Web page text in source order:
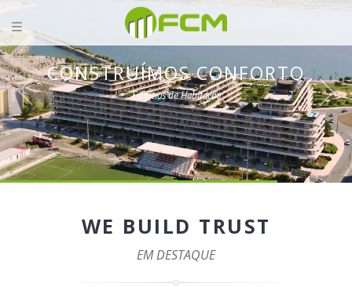
CONSTRUÍMOS CONFORTO
Edifícios de Habitação
WE BUILD TRUST
EM DESTAQUE